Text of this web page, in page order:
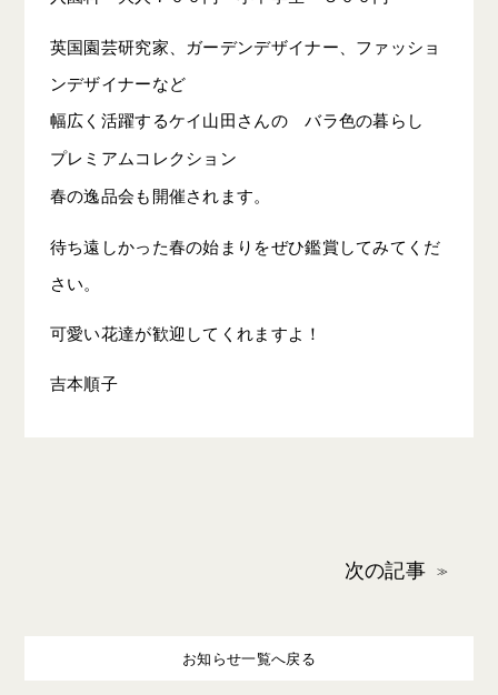
英国園芸研究家、ガーデンデザイナー、ファッショ
ンデザイナーなど
幅広く活躍するケイ山田さんの バラ色の暮らし
プレミアムコレクション
春の逸品会も開催されます。
待ち遠しかった春の始まりをぜひ鑑賞してみてくだ
さい。
可愛い花達が歓迎してくれますよ！
吉本順子
次の記事
お知らせ一覧へ戻る